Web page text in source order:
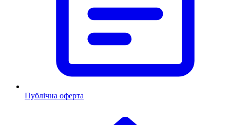
Публічна оферта